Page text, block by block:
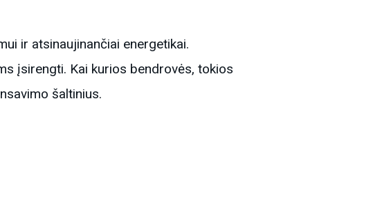
ir atsinaujinančiai energetikai.
įsirengti. Kai kurios bendrovės, tokios
šaltinius.